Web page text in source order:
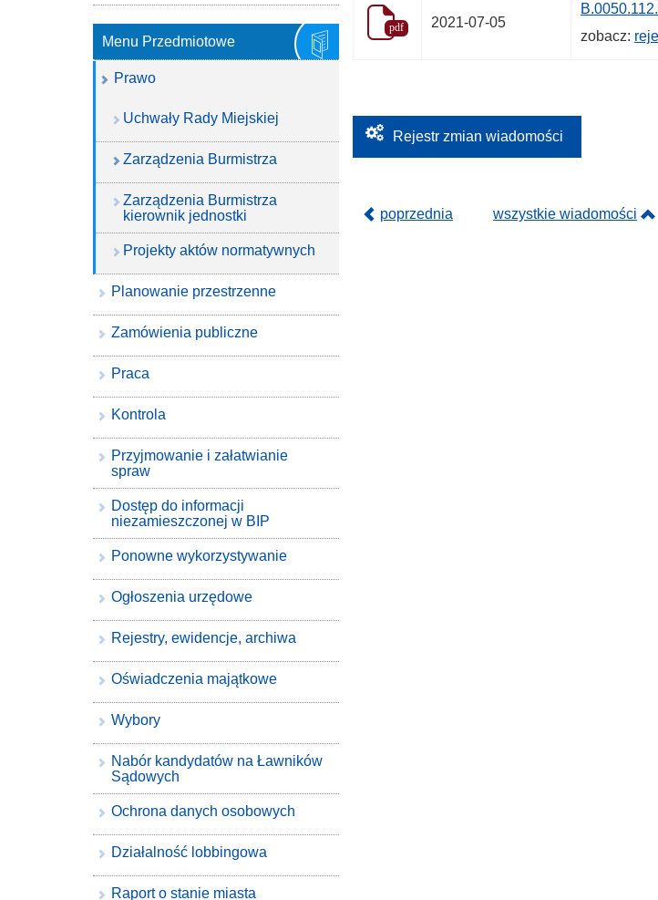
pdf 2021-07-05
zobacz:
Rejestr zmian wiadomości
poprzednia wszystkie wiadomości
Menu Przedmiotowe
Prawo
Uchwały Rady Miejskiej
Zarządzenia Burmistrza
Zarządzenia Burmistrza
kierownik jednostki
Projekty aktów normatywnych
Planowanie przestrzenne
Zamówienia publiczne
Praca
Kontrola
Przyjmowanie i załatwianie
spraw
Dostęp do informacji
niezamieszczonej w BIP
Ponowne wykorzystywanie
Ogłoszenia urzędowe
Rejestry, ewidencje, archiwa
Oświadczenia majątkowe
Wybory
Nabór kandydatów na Ławników
Sądowych
Ochrona danych osobowych
Działalność lobbingowa
Raport o stanie miasta